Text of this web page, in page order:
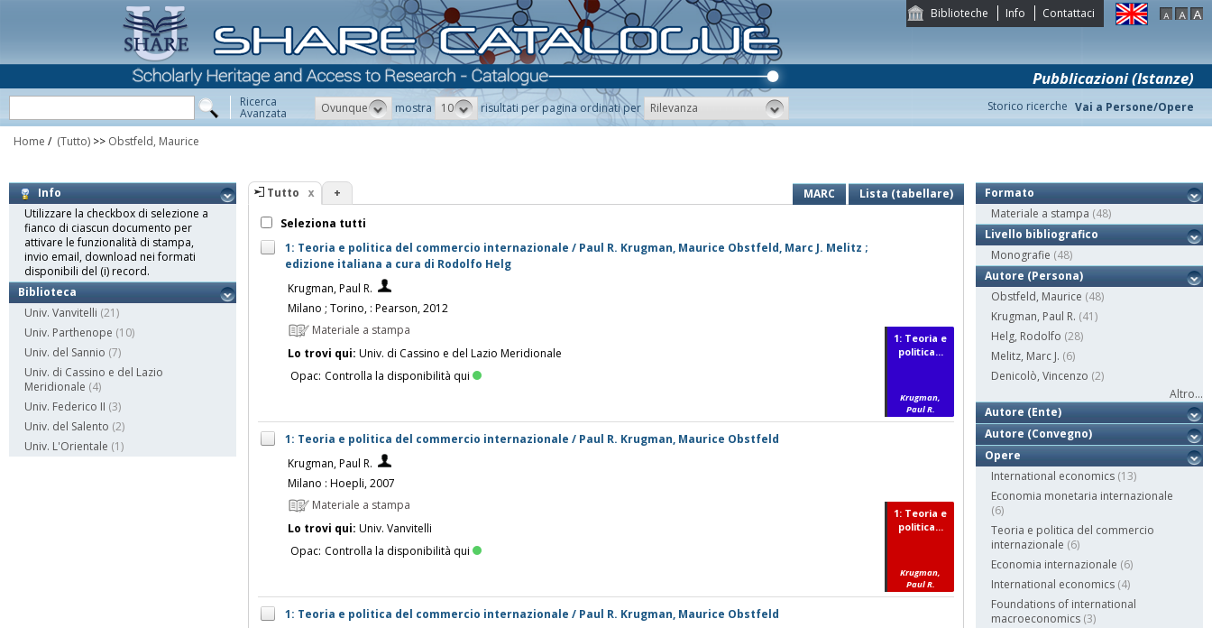
Biblioteche Info Contattaci
Storico ricerche
Pubblicazioni (Istanze)
Ricerca
Avanzata Ovunque mostra 10 risultati per pagina ordinati per Rilevanza Vai a Persone/Opere
Home / (Tutto) >> Obstfeld, Maurice
Info
Utilizzare la checkbox di selezione a
fianco di ciascun documento per
attivare le funzionalità di stampa,
invio email, download nei formati
disponibili del (i) record.
Biblioteca
Univ. Vanvitelli (21)
Univ. Parthenope (10)
Univ. del Sannio (7)
Univ. di Cassino e del Lazio
Meridionale (4)
Univ. Federico II (3)
Univ. del Salento (2)
Univ. L'Orientale (1)
Tutto + MARC
Lista (tabellare)
Seleziona tutti
1: Teoria e politica del commercio internazionale / Paul R. Krugman, Maurice Obstfeld, Marc J. Melitz ;
edizione italiana a cura di Rodolfo Helg
Krugman, Paul R.
Milano ; Torino, : Pearson, 2012
Materiale a stampa
Lo trovi qui: Univ. di Cassino e del Lazio Meridionale
Opac: Controlla la disponibilità qui
1: Teoria e
politica...
Krugman,
Paul R.
1: Teoria e politica del commercio internazionale / Paul R. Krugman, Maurice Obstfeld
Krugman, Paul R.
Milano : Hoepli, 2007
Materiale a stampa
Lo trovi qui: Univ. Vanvitelli
Opac: Controlla la disponibilità qui
1: Teoria e
politica...
Krugman,
Paul R.
1: Teoria e politica del commercio internazionale / Paul R. Krugman, Maurice Obstfeld
Formato
Materiale a stampa (48)
Livello bibliografico
Monografie (48)
Autore (Persona)
Obstfeld, Maurice (48)
Krugman, Paul R. (41)
Helg, Rodolfo (28)
Melitz, Marc J. (6)
Denicolò, Vincenzo (2)
Altro...
Autore (Ente)
Autore (Convegno)
Opere
International economics (13)
Economia monetaria internazionale
(6)
Teoria e politica del commercio
internazionale (6)
Economia internazionale (6)
International economics (4)
Foundations of international
macroeconomics (3)